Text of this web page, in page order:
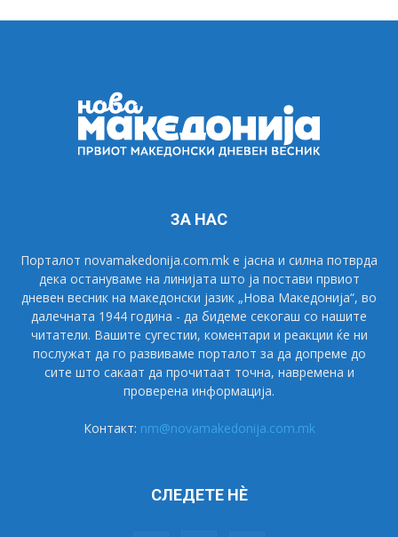
ЗА НАС
Порталот novamakedonija.com.mk е јасна и силна потврда
дека остануваме на линијата што ја постави првиот
дневен весник на македонски јазик „Нова Македонија“, во
далечната 1944 година - да бидеме секогаш со нашите
читатели. Вашите сугестии, коментари и реакции ќе ни
послужат да го развиваме порталот за да допреме до
сите што сакаат да прочитаат точна, навремена и
проверена информација.
Контакт: nm@novamakedonija.com.mk
СЛЕДЕТЕ НÈ